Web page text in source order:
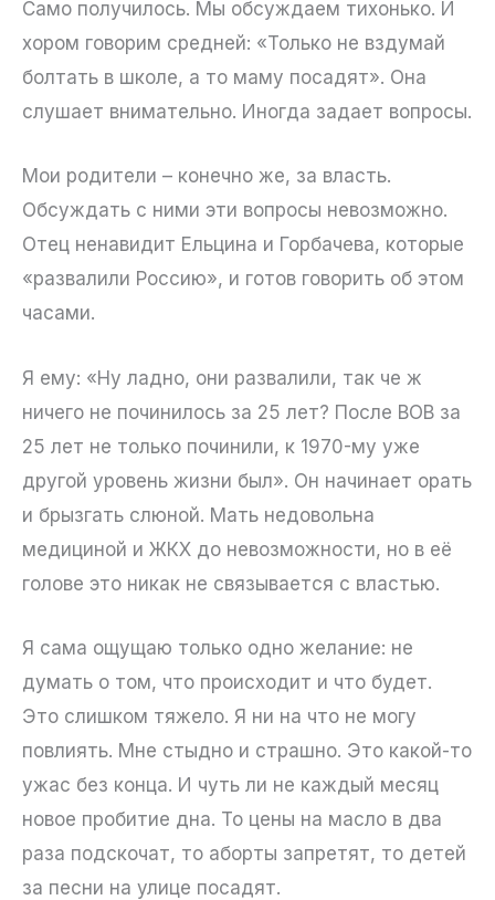
Само получилось. Мы обсуждаем тихонько. И
хором говорим средней: «Только не вздумай
болтать в школе, а то маму посадят». Она
слушает внимательно. Иногда задает вопросы.
Мои родители – конечно же, за власть.
Обсуждать с ними эти вопросы невозможно.
Отец ненавидит Ельцина и Горбачева, которые
«развалили Россию», и готов говорить об этом
часами.
Я ему: «Ну ладно, они развалили, так че ж
ничего не починилось за 25 лет? После ВОВ за
25 лет не только починили, к 1970-му уже
другой уровень жизни был». Он начинает орать
и брызгать слюной. Мать недовольна
медициной и ЖКХ до невозможности, но в её
голове это никак не связывается с властью.
Я сама ощущаю только одно желание: не
думать о том, что происходит и что будет.
Это слишком тяжело. Я ни на что не могу
повлиять. Мне стыдно и страшно. Это какой-то
ужас без конца. И чуть ли не каждый месяц
новое пробитие дна. То цены на масло в два
раза подскочат, то аборты запретят, то детей
за песни на улице посадят.